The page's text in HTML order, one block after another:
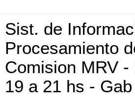
Sist. de
Procesamiento
Comision MRV -
19 a 21 hs -